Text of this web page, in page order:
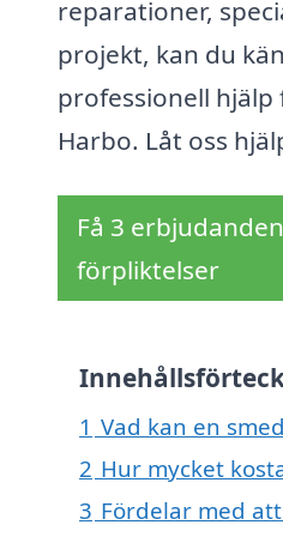
reparationer,
projekt, kan du
professionell hjälp
Harbo. Låt oss
Få 3
förpliktelser
1 Vad kan en
2 Hur mycket
3 Fördelar med